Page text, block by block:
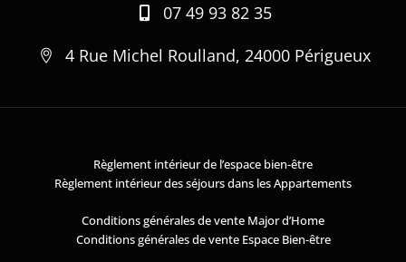
07 49 93 82 35
4 Rue Michel Roulland, 24000 Périgueux
Règlement intérieur de l’espace bien-être
Règlement intérieur des séjours dans les Appartements
Conditions générales de vente Major d’Home
Conditions générales de vente Espace Bien-être